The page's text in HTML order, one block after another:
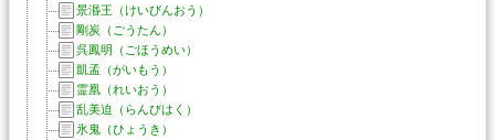
景湣王（けいびんおう）
剛炭（ごうたん）
呉鳳明（ごほうめい）
凱孟（がいもう）
霊凰（れいおう）
乱美迫（らんびはく）
氷鬼（ひょうき）